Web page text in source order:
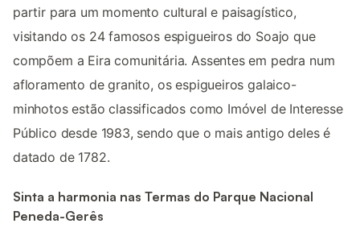
partir para um momento cultural e paisagístico,
visitando os 24 famosos espigueiros do Soajo que
compõem a Eira comunitária. Assentes em pedra num
afloramento de granito, os espigueiros galaico-
minhotos estão classificados como Imóvel de Interesse
Público desde 1983, sendo que o mais antigo deles é
datado de 1782.
Sinta a harmonia nas Termas do Parque Nacional
Peneda-Gerês